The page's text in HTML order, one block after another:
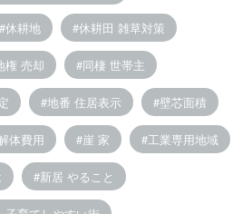
休耕地 休耕田 雑草対策
権 売却 同棲 世帯主
地番 住居表示 壁芯面積
体費用 崖 家 工業専用地域
新居 やること